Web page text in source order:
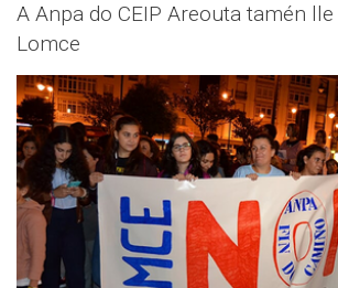
A Anpa do CEIP Areouta tamén
Lomce